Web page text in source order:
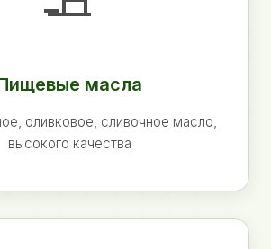
масла
оливковое, сливочное масло,
высокого качества